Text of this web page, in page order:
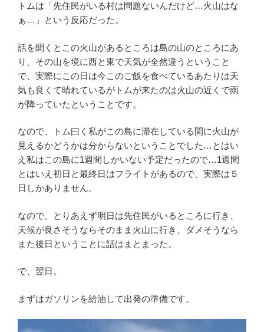
トムは「先住民がいる村は問題ないんだけど…火山はな
ぁ…」という反応だった。
話を聞くとこの火山があるところは島の山のところにあ
り、その山を境に西と東で天気が全然違うということ
で、実際にこの日は今このご飯を食べているあたりは天
気も良くて晴れているがトムが来たのは火山の近くで雨
が降っていたということです。
なので、トム曰く私がこの島に滞在している間に火山が
見えるかどうかは分からないということでした…とはい
え私はこの島に1週間しかいない予定だったので…1週間
とはいえ初日と最終日はフライトがあるので、実際は５
日しかありません。
なので、とりあえず明日は先住民がいるところに行き、
天候が良さそうならそのまま火山に行き、ダメそうなら
また後日ということに話はまとまった。
で、翌日。
まずはガソリンを給油して出発の準備です。